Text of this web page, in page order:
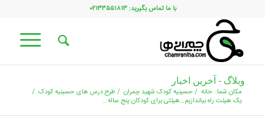
با ما تماس بگیرید: ۰۲۱۳۳۵۵۱۸۱۳
وبلاگ - آخرین اخبار
مکان شما: خانه /حسینیه کودک شهید چمران /طرح درس های حسینیه کودک /
یک هیئت راه بیاندازیم…هیئتی برای کودکان پنج ساله...